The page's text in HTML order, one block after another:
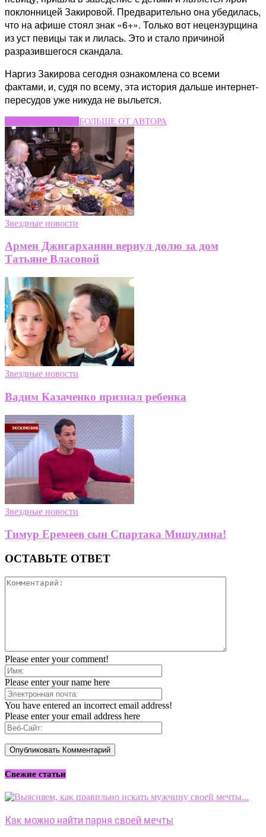
поклонницей Закировой. Предварительно она убедилась,
что на афише стоял знак «6+». Только вот нецензурщина
из уст певицы так и лилась. Это и стало причиной
разразившегося скандала.
Наргиз Закирова сегодня ознакомлена со всеми
фактами, и, судя по всему, эта история дальше интернет-
пересудов уже никуда не выльется.
БОЛЬШЕ ОТ АВТОРА
Звездные новости
Армен Джигарханян вернул долю за дом
Татьяне Власовой
Звездные новости
Вадим Казаченко признал ребенка
Звездные новости
Тимур Еремеев сын Спартака Мишулина!
ОСТАВЬТЕ ОТВЕТ
Please enter your comment!
Please enter your name here
You have entered an incorrect email address!
Please enter your email address here
Свежие статьи
Как можно найти парня своей мечты